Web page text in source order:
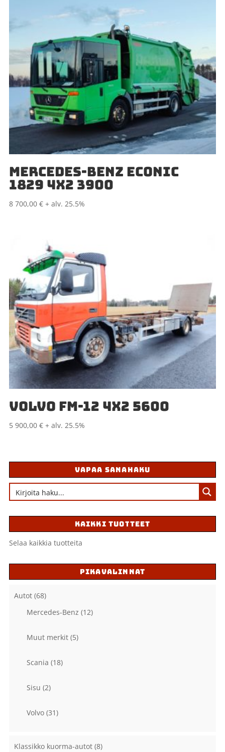
MERCEDES-BENZ ECONIC
1829 4X2 3900
8 700,00 € + alv. 25.5%
VOLVO FM-12 4X2 5600
5 900,00 € + alv. 25.5%
VAPAA SANAHAKU
KAIKKI TUOTTEET
Selaa kaikkia tuotteita
PIKAVALINNAT
Autot (68)
Mercedes-Benz (12)
Muut merkit (5)
Scania (18)
Sisu (2)
Volvo (31)
Klassikko kuorma-autot (8)